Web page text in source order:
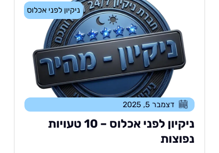
ניקיון לפני אכלוס
דצמבר 5, 2025
ניקיון לפני אכלוס – 10 טעויות